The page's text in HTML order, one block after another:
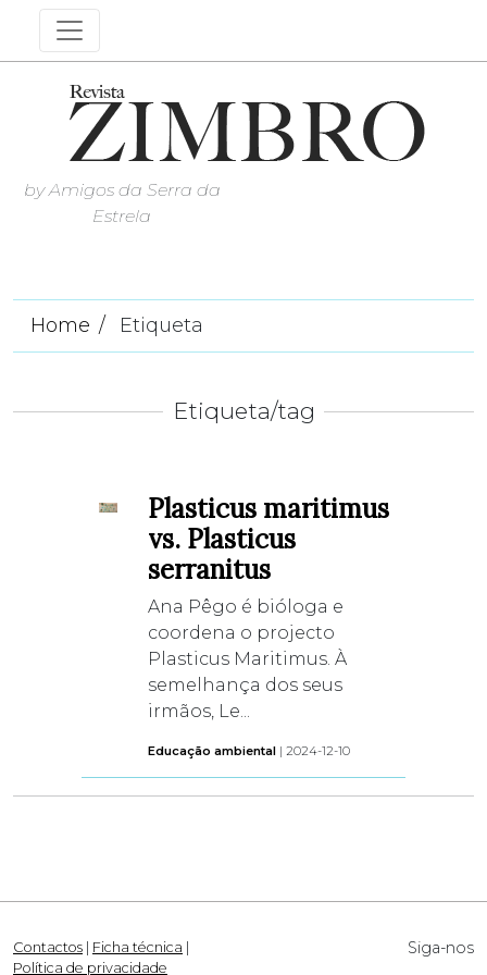
by Amigos da Serra da
Estrela
Home Etiqueta
Etiqueta/tag
Plasticus maritimus
vs. Plasticus
serranitus
Ana Pêgo é bióloga e
coordena o projecto
Plasticus Maritimus. À
semelhança dos seus
irmãos, Le...
Educação ambiental | 2024-12-10
Contactos | Ficha técnica |
Política de privacidade
Siga-nos